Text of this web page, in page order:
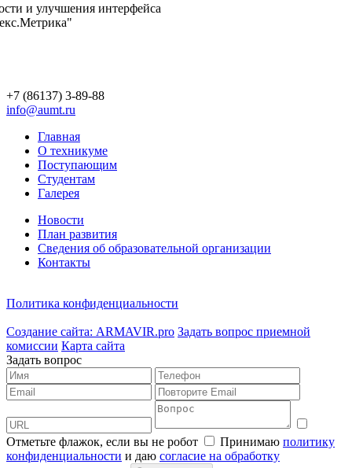
и улучшения интерфейса
+7 (86137) 3-89-88
info@aumt.ru
Главная
О техникуме
Поступающим
Студентам
Галерея
Новости
План развития
Сведения об образовательной организации
Контакты
Политика конфиденциальности
Создание сайта: ARMAVIR.pro Задать вопрос приемной
комиссии Карта сайта
Задать вопрос
Отметьте флажок, если вы не робот Принимаю политику
конфиденциальности и даю согласие на обработку